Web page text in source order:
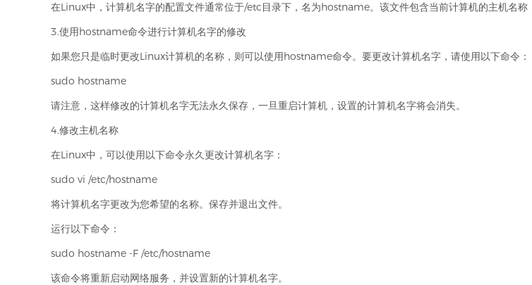
在Linux中，计算机名字的配置文件通常位于/etc目录下，名为hostname。该文件包含当前计算机的主机名称
3.使用hostname命令进行计算机名字的修改
如果您只是临时更改Linux计算机的名称，则可以使用hostname命令。要更改计算机名字，请使用以下命令：
sudo hostname
请注意，这样修改的计算机名字无法永久保存，一旦重启计算机，设置的计算机名字将会消失。
4.修改主机名称
在Linux中，可以使用以下命令永久更改计算机名字：
sudo vi /etc/hostname
将计算机名字更改为您希望的名称。保存并退出文件。
运行以下命令：
sudo hostname -F /etc/hostname
该命令将重新启动网络服务，并设置新的计算机名字。